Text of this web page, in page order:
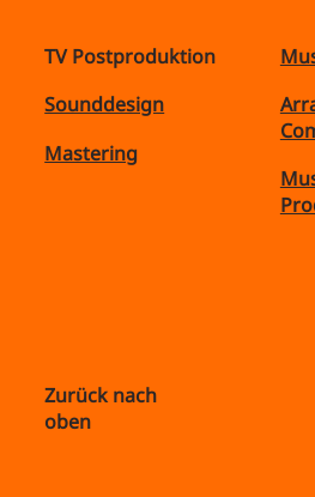
Zurück nach
oben
TV Postproduktion
Sounddesign
Mastering